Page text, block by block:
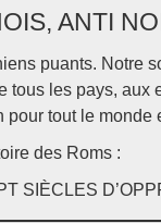
ANTI
puants. Notre
tous les pays,
tout le
des Roms :
SIÈCLES